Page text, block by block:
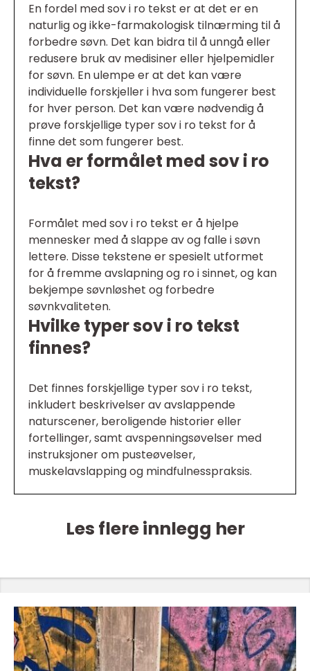
En fordel med sov i ro tekst er at det er en
naturlig og ikke-farmakologisk tilnærming til å
forbedre søvn. Det kan bidra til å unngå eller
redusere bruk av medisiner eller hjelpemidler
for søvn. En ulempe er at det kan være
individuelle forskjeller i hva som fungerer best
for hver person. Det kan være nødvendig å
prøve forskjellige typer sov i ro tekst for å
finne det som fungerer best.
Hva er formålet med sov i ro
tekst?
Formålet med sov i ro tekst er å hjelpe
mennesker med å slappe av og falle i søvn
lettere. Disse tekstene er spesielt utformet
for å fremme avslapning og ro i sinnet, og kan
bekjempe søvnløshet og forbedre
søvnkvaliteten.
Hvilke typer sov i ro tekst
finnes?
Det finnes forskjellige typer sov i ro tekst,
inkludert beskrivelser av avslappende
naturscener, beroligende historier eller
fortellinger, samt avspenningsøvelser med
instruksjoner om pusteøvelser,
muskelavslapping og mindfulnesspraksis.
Les flere innlegg her